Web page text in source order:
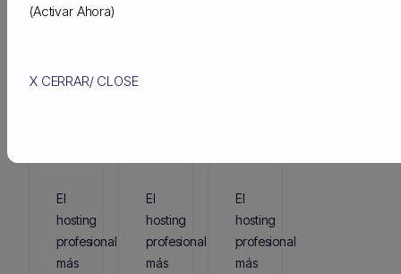
MOODLE
CLOUD
El
hosting
profesional
más
El
hosting
profesional
más
El
hosting
profesional
más
(Activar Ahora)
X CERRAR/ CLOSE